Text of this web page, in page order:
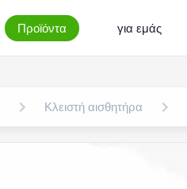
Προϊόντα για εμάς
Κλειστή αισθητήρα